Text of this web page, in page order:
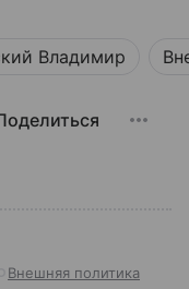
Владимир
Внешняя политика